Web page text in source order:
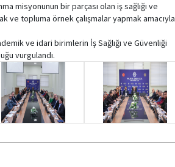
misyonunun bir parçası olan iş sağlığı ve
ve topluma örnek çalışmalar yapmak amacıyla
ve idari birimlerin İş Sağlığı ve Güvenliği
vurgulandı.